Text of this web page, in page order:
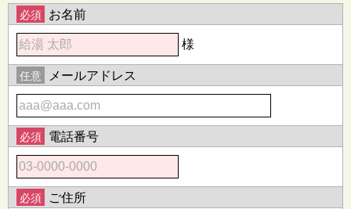
必須 お名前
様
任意 メールアドレス
必須 電話番号
必須 ご住所